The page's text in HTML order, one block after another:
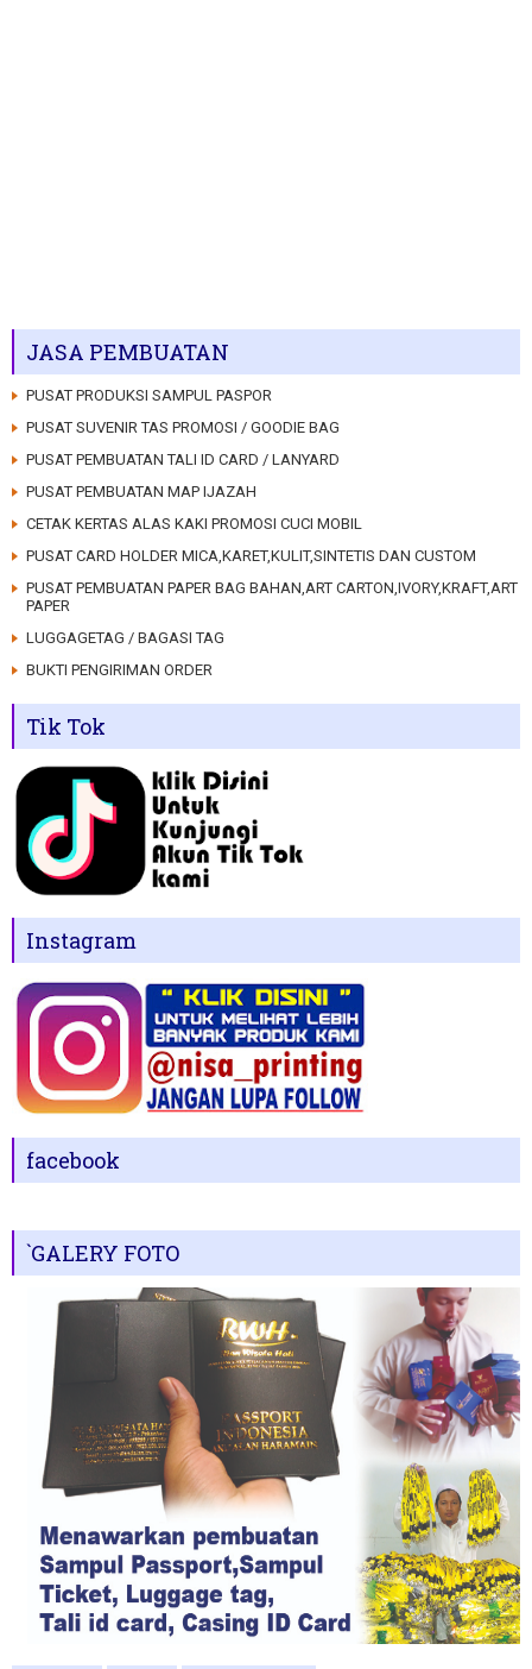
JASA PEMBUATAN
PUSAT PRODUKSI SAMPUL PASPOR
PUSAT SUVENIR TAS PROMOSI / GOODIE BAG
PUSAT PEMBUATAN TALI ID CARD / LANYARD
PUSAT PEMBUATAN MAP IJAZAH
CETAK KERTAS ALAS KAKI PROMOSI CUCI MOBIL
PUSAT CARD HOLDER MICA,KARET,KULIT,SINTETIS DAN CUSTOM
PUSAT PEMBUATAN PAPER BAG BAHAN,ART CARTON,IVORY,KRAFT,ART
PAPER
LUGGAGETAG / BAGASI TAG
BUKTI PENGIRIMAN ORDER
Tik Tok
Instagram
facebook
`GALERY FOTO